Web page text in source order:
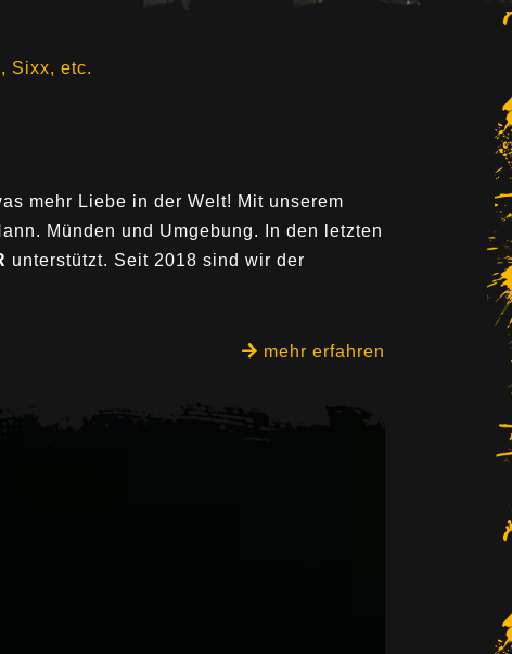
Sixx, etc.
mehr Liebe in der Welt! Mit unserem
Münden und Umgebung. In den letzten
unterstützt. Seit 2018 sind wir der
mehr erfahren